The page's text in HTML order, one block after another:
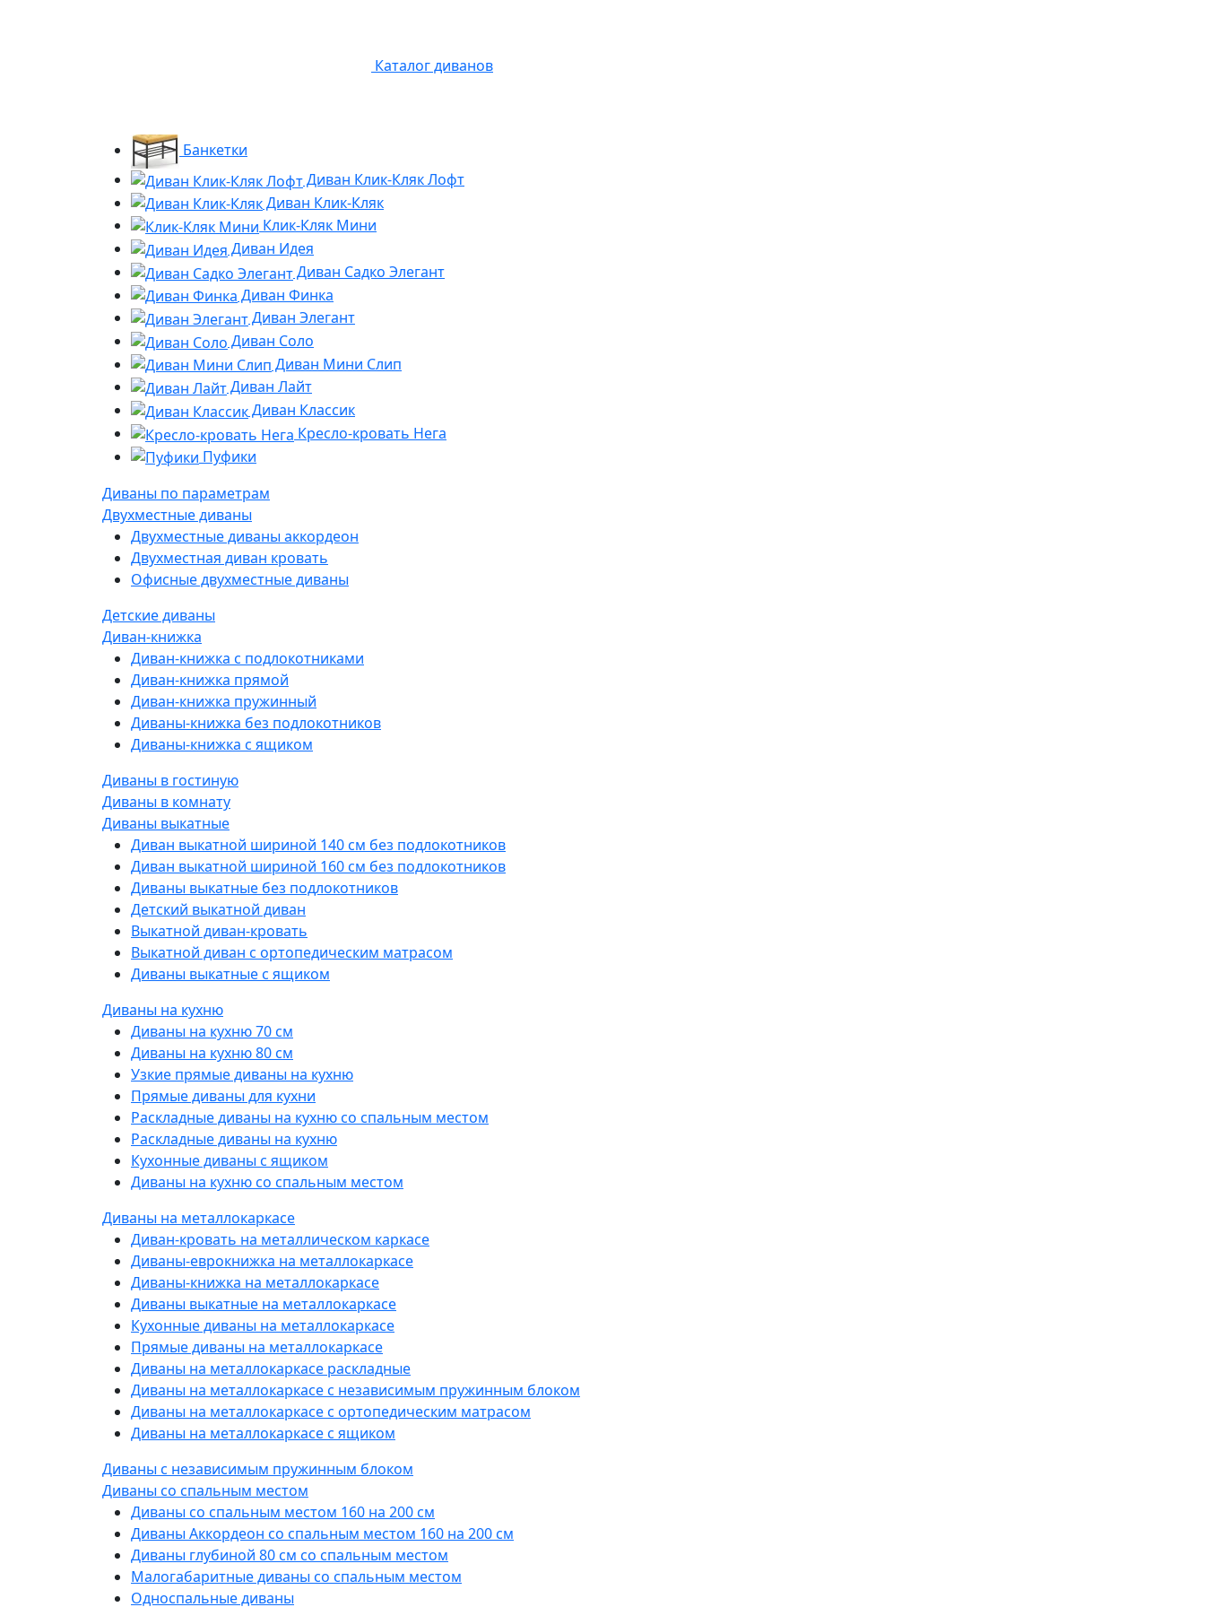
Каталог диванов
Банкетки
Диван Клик-Кляк Лофт
Диван Клик-Кляк
Клик-Кляк Мини
Диван Идея
Диван Садко Элегант
Диван Финка
Диван Элегант
Диван Соло
Диван Мини Слип
Диван Лайт
Диван Классик
Кресло-кровать Нега
Пуфики
Диваны по параметрам
Двухместные диваны
Двухместные диваны аккордеон
Двухместная диван кровать
Офисные двухместные диваны
Детские диваны
Диван-книжка
Диван-книжка с подлокотниками
Диван-книжка прямой
Диван-книжка пружинный
Диваны-книжка без подлокотников
Диваны-книжка с ящиком
Диваны в гостиную
Диваны в комнату
Диваны выкатные
Диван выкатной шириной 140 см без подлокотников
Диван выкатной шириной 160 см без подлокотников
Диваны выкатные без подлокотников
Детский выкатной диван
Выкатной диван-кровать
Выкатной диван с ортопедическим матрасом
Диваны выкатные с ящиком
Диваны на кухню
Диваны на кухню 70 см
Диваны на кухню 80 см
Узкие прямые диваны на кухню
Прямые диваны для кухни
Раскладные диваны на кухню со спальным местом
Раскладные диваны на кухню
Кухонные диваны с ящиком
Диваны на кухню со спальным местом
Диваны на металлокаркасе
Диван-кровать на металлическом каркасе
Диваны-еврокнижка на металлокаркасе
Диваны-книжка на металлокаркасе
Диваны выкатные на металлокаркасе
Кухонные диваны на металлокаркасе
Прямые диваны на металлокаркасе
Диваны на металлокаркасе раскладные
Диваны на металлокаркасе с независимым пружинным блоком
Диваны на металлокаркасе с ортопедическим матрасом
Диваны на металлокаркасе с ящиком
Диваны с независимым пружинным блоком
Диваны со спальным местом
Диваны со спальным местом 160 на 200 см
Диваны Аккордеон со спальным местом 160 на 200 см
Диваны глубиной 80 см со спальным местом
Малогабаритные диваны со спальным местом
Односпальные диваны